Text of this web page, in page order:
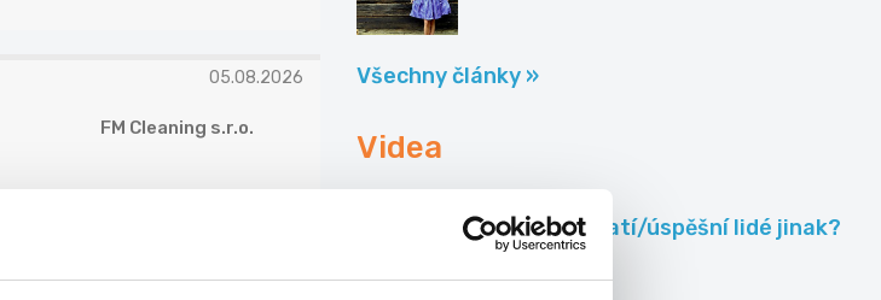
05.08.2026
FM Cleaning s.r.o.
Všechny články »
Videa
Co dělají bohatí/úspěšní lidé jinak?